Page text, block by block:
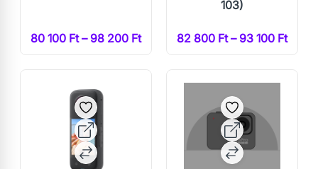
80 100 Ft – 98 200 Ft
103)
82 800 Ft – 93 100 Ft